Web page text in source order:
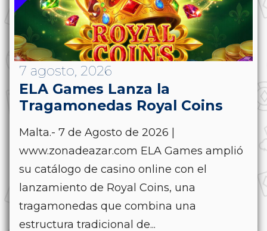
7 agosto, 2026
ELA Games Lanza la
Tragamonedas Royal Coins
Malta.- 7 de Agosto de 2026 |
www.zonadeazar.com ELA Games amplió
su catálogo de casino online con el
lanzamiento de Royal Coins, una
tragamonedas que combina una
estructura tradicional de...